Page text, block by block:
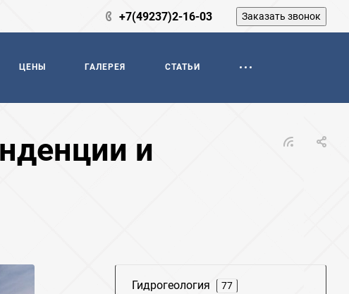
+7(49237)2-16-03 Заказать звонок
ЦЕНЫ ГАЛЕРЕЯ СТАТЬИ
и
Гидрогеология 77